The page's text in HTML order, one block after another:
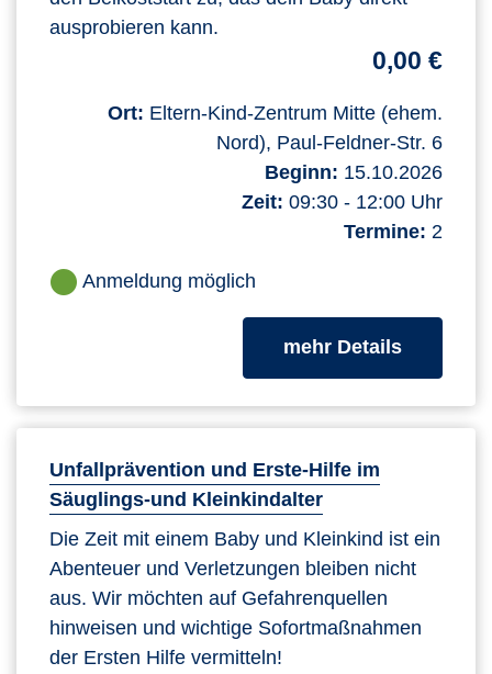
ausprobieren kann.
0,00 €
Ort: Eltern-Kind-Zentrum Mitte (ehem.
Nord), Paul-Feldner-Str. 6
Beginn: 15.10.2026
Zeit: 09:30 - 12:00 Uhr
Termine: 2
Anmeldung möglich
mehr Detailszum
Unfallprävention und Erste-Hilfe im
Säuglings-und Kleinkindalter
Die Zeit mit einem Baby und Kleinkind ist ein
Abenteuer und Verletzungen bleiben nicht
aus. Wir möchten auf Gefahrenquellen
hinweisen und wichtige Sofortmaßnahmen
der Ersten Hilfe vermitteln!